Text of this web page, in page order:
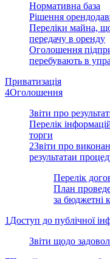
Нормативна база
Рішення
Переліки майна,
передачу в оренду
Оголошення
перебувають в
Приватизація
4Оголошення
Звіти про
Перелік
торги
2Звіти про
результатаи
Перелік
План
за бюджетні
1Доступ до публічної
Звіти щодо